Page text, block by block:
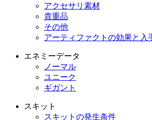
アクセサリ素材
貴重品
その他
アーティファクトの効果と入
エネミーデータ
ノーマル
ユニーク
ギガント
スキット
スキットの発生条件